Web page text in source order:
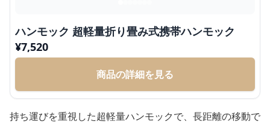
ハンモック 超軽量折り畳み式携帯ハンモック
¥7,520
商品の詳細を見る
持ち運びを重視した超軽量ハンモックで、長距離の移動で